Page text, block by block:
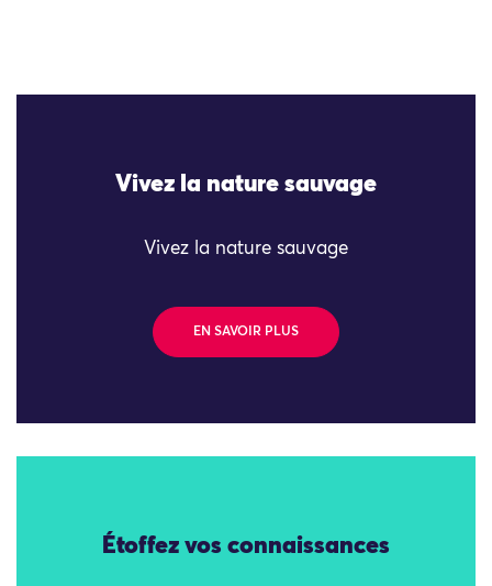
Vivez la nature sauvage
Vivez la nature sauvage
EN SAVOIR PLUS
Étoffez vos connaissances